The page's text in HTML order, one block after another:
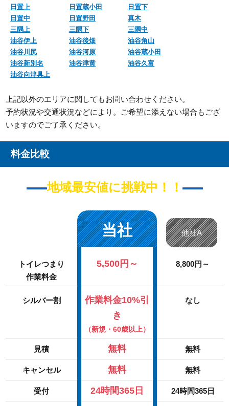
日置上
日置蔵小田
日置下
日置中
日置野田
真木
三隅上
三隅下
三隅中
油谷伊上
油谷後畑
油谷角山
油谷川尻
油谷河原
油谷蔵小田
油谷新別名
油谷津黄
油谷久富
油谷向津具上
上記以外のエリアに関してもお問い合わせください。
予約状況や交通状況などにより。ご希望に添えない場合もござ
いますのでご了承ください。
料金比較
地域最安値に挑戦中！！
当社 他社A
トイレつまり
作業料金
5,500円～ 8,800円～
シルバー割
作業料金10%引
き
（新規・60歳以上）
なし
見積 無料 無料
キャンセル 無料 無料
受付 24時間365日 24時間365日